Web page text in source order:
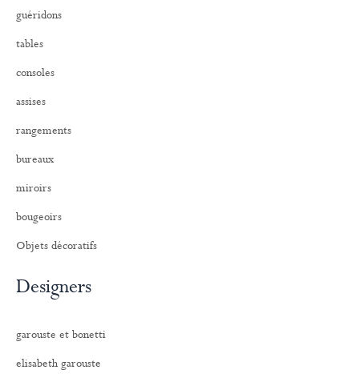
:guéridons
tables
consoles
assises
rangements
bureaux
miroirs
bougeoirs
Objets décoratifs
Designers
garouste et bonetti
elisabeth garouste